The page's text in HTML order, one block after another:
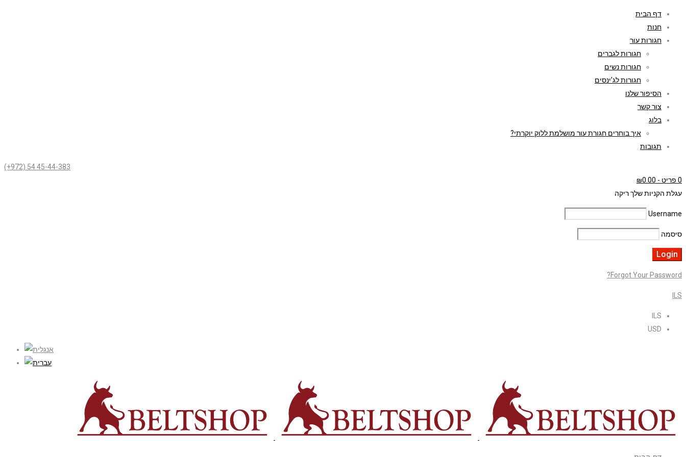
דף הבית
חנות
חגורות עור
חגורות לגברים
חגורות נשים
חגורות לג’ינסים
הסיפור שלנו
צור קשר
בלוג
איך בוחרים חגורת עור מושלמת ללוק יוקרתי?
תגובות
(+972) 54 45-44-383
0 פריט
-
₪0.00
עגלת הקניות שלך ריקה
Username
סיסמה
Forgot Your Password?
ILS
ILS
USD